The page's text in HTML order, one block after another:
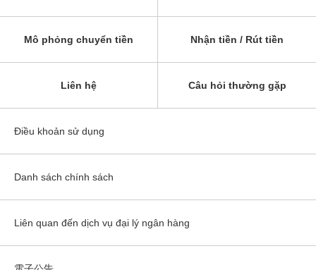
Mô phỏng chuyển tiền Nhận tiền / Rút tiền
Liên hệ Câu hỏi thường gặp
Điều khoản sử dụng
Danh sách chính sách
Liên quan đến dịch vụ đại lý ngân hàng